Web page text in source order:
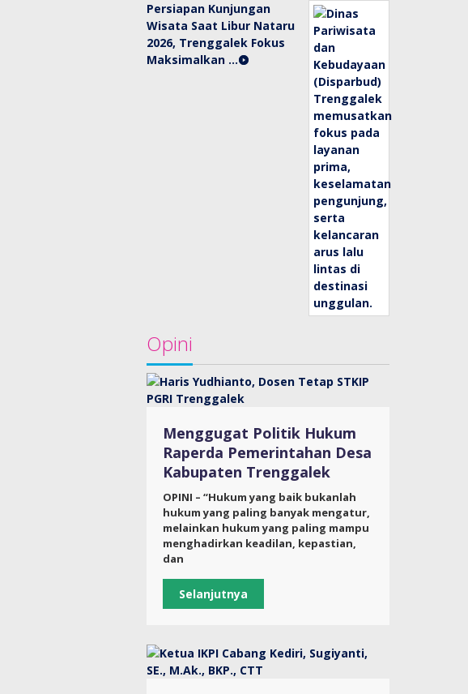
Persiapan Kunjungan
Wisata Saat Libur Nataru
2026, Trenggalek Fokus
Maksimalkan …
Opini
Menggugat Politik Hukum
Raperda Pemerintahan Desa
Kabupaten Trenggalek
OPINI – “Hukum yang baik bukanlah
hukum yang paling banyak mengatur,
melainkan hukum yang paling mampu
menghadirkan keadilan, kepastian,
dan
Selanjutnya